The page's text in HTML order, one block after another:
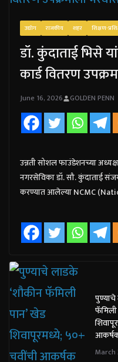
उद्योग राजकीय शहर शिक्षण-
डॉ. कुंदाताई भिसे
कार्ड वितरण
June 16, 2026 GOLDEN PENN
उन्नती सोशल फाउंडेशनच्या
नगरसेविका डॉ. सौ. कुंदाताई
करण्यात आलेल्या NCMC
March